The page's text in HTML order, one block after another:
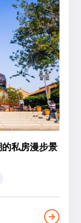
私房漫步景